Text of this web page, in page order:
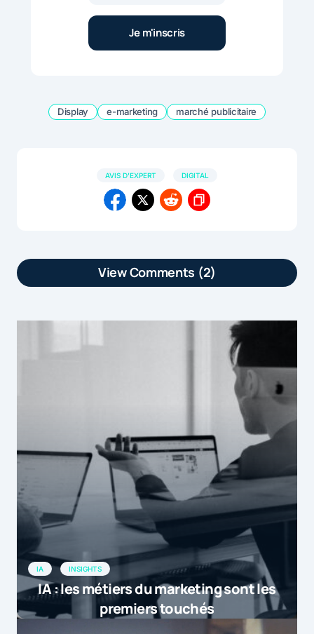
Display e-marketing marché publicitaire
AVIS D'EXPERT DIGITAL
View Comments (2)
L’impact des créations publicitaires sur les taux de conversion |
[…] Rocket Fuel a analysé près de 40
000 bannières publicitaires pour
déterminer l'impact des créations sur
les taux de conversion des campagnes.
Selon les rés […]
L'impact des créations publicitaires sur...
5 mai 2015 at 10h15
IA INSIGHTS
IA : les métiers du marketing sont les
premiers touchés